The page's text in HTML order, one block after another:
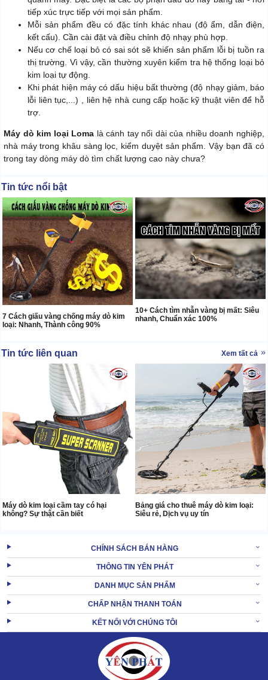
tiếp xúc trực tiếp với mọi sản phẩm.
Mỗi sản phẩm đều có đặc tính khác nhau (độ ẩm, dẫn điện,
kết cấu). Cần cài đặt và điều chỉnh độ nhạy phù hợp.
Nếu cơ chế loại bỏ có sai sót sẽ khiến sản phẩm lỗi bị tuồn ra
thị trường. Vì vậy, cần thường xuyên kiểm tra hệ thống loại bỏ
kim loại tự động.
Khi phát hiện máy có dấu hiệu bất thường (độ nhạy giảm, báo
lỗi liên tục,...) , liên hệ nhà cung cấp hoặc kỹ thuật viên để hỗ
trợ.
Máy dò kim loại Loma là cánh tay nối dài của nhiều doanh nghiệp,
nhà máy trong khâu sàng lọc, kiểm duyệt sản phẩm. Vậy bạn đã có
trong tay dòng máy dò tìm chất lượng cao này chưa?
Tin tức nổi bật
7 Cách giấu vàng chống máy dò kim
loại: Nhanh, Thành công 90%
10+ Cách tìm nhẫn vàng bị mất: Siêu
nhanh, Chuẩn xác 100%
Tin tức liên quan Xem tất cả
Máy dò kim loại cầm tay có hại
không? Sự thật cần biết
Bảng giá cho thuê máy dò kim loại:
Siêu rẻ, Dịch vụ uy tín
CHÍNH SÁCH BÁN HÀNG
THÔNG TIN YÊN PHÁT
DANH MỤC SẢN PHẨM
CHẤP NHẬN THANH TOÁN
KẾT NỐI VỚI CHÚNG TÔI